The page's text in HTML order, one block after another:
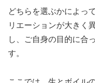
どちらを選ぶかによっ
リエーションが大きく
し、ご自身の目的に合
す。